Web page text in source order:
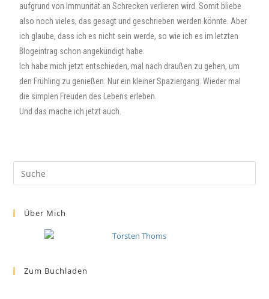
aufgrund von Immunität an Schrecken verlieren wird. Somit bliebe
also noch vieles, das gesagt und geschrieben werden könnte. Aber
ich glaube, dass ich es nicht sein werde, so wie ich es im letzten
Blogeintrag schon angekündigt habe.
Ich habe mich jetzt entschieden, mal nach draußen zu gehen, um
den Frühling zu genießen. Nur ein kleiner Spaziergang. Wieder mal
die simplen Freuden des Lebens erleben.
Und das mache ich jetzt auch.
Über Mich
Zum Buchladen